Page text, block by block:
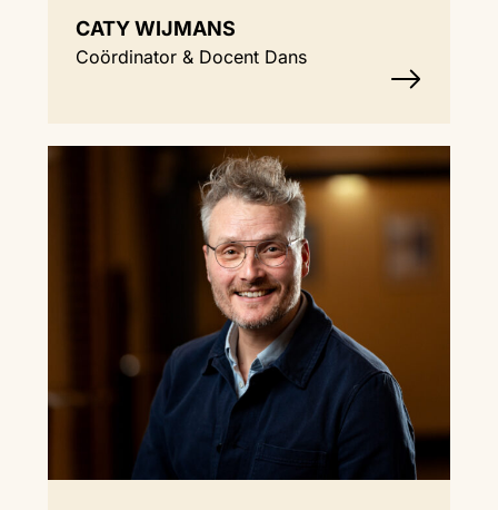
CATY WIJMANS
Coördinator & Docent Dans